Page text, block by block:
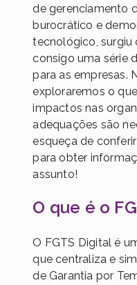
de gerenciamento
burocrático e
tecnológico, surgiu
consigo uma série
para as empresas.
exploraremos o
impactos nas
adequações são
esqueça de
para obter
assunto!
O que é o
O FGTS Digital é
que centraliza e
de Garantia por